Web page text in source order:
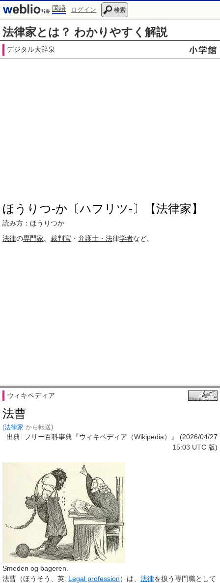
国語 ログイン 検索
法律家とは？ わかりやすく解説
デジタル大辞泉
ほうりつ‐か〔ハフリツ‐〕【法律家】
読み方：ほうりつか
法律の専門家。 裁判官 ・ 弁護士・法律学者など。
ウィキペディア
法曹
(法律家 から転送)
出典: フリー百科事典『ウィキペディア（Wikipedia）』 (2026/04/27
15:03 UTC 版)
Smeden og bageren.
法曹 （ほうそう、英: Legal profession）は、 法律を扱う専門職として